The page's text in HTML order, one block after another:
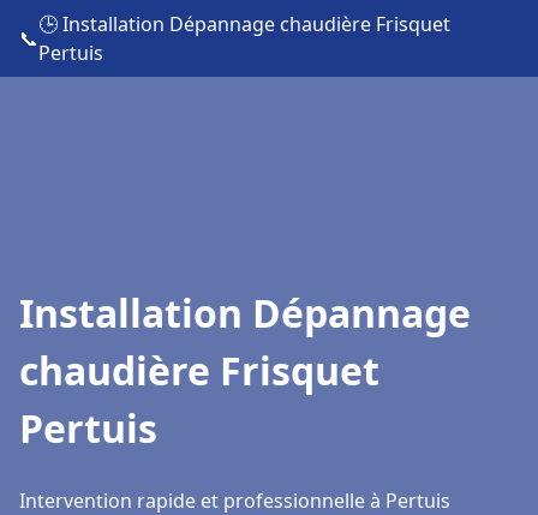
📞
🕒 Installation Dépannage chaudière Frisquet
Pertuis
Installation Dépannage
chaudière Frisquet
Pertuis
Intervention rapide et professionnelle à Pertuis